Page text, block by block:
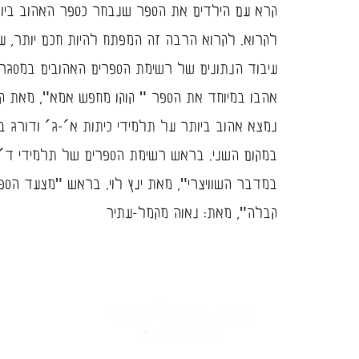
קרא עם הילדים את הספר שנבחר כספר האהוב
לקרוא. לקרוא הרבה זה המפתח להיות חכם יותר,
עיבוד הנתונים של רשימת הספרים האהובים
נמצא אהוב ביותר על תלמידי כיתות א´-ג´
במקום השני. בראש רשימת הספרים של תלמידי
במדבר השוויצרי", מאת ינץ לוי. בראש "מצעד
קבלה", מאת: נאוה מקמל-עתיר